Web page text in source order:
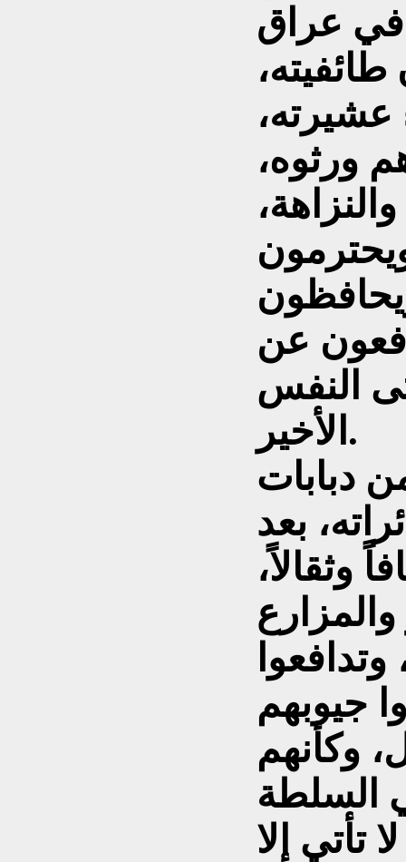
في عراق
عشيرته،
ورثوه،
عن
النفس
الأخير.
دبابات
بعد
وثقالاً،
والمزارع
جيوبهم
وكأنهم
السلطة
تأتي إلا